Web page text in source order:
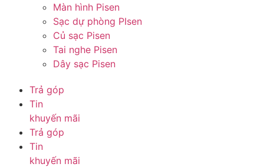
Màn hình Pisen
Sạc dự phòng PIsen
Củ sạc Pisen
Tai nghe Pisen
Dây sạc Pisen
Trả góp
Tin
khuyến mãi
Trả góp
Tin
khuyến mãi